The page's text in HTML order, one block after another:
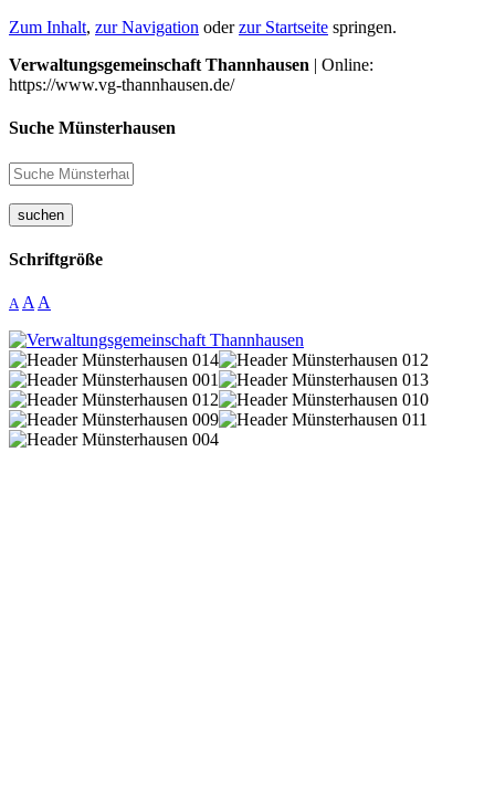
Zum Inhalt, zur Navigation oderzur Startseite springen.
Verwaltungsgemeinschaft Thannhausen | Online:
https://www.vg-thannhausen.de/
Suche Münsterhausen
suchen
Schriftgröße
A A A